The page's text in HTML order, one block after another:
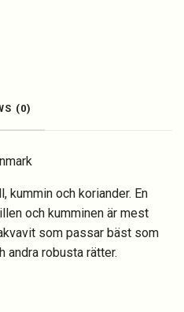
(0)
kummin och koriander. En
och kumminen är mest
som passar bäst som
andra robusta rätter.